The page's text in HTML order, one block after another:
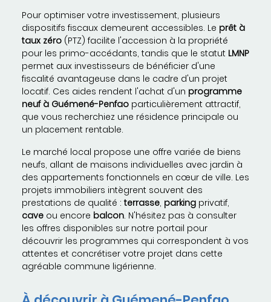
Pour optimiser votre investissement, plusieurs
dispositifs fiscaux demeurent accessibles. Le prêt à
taux zéro (PTZ) facilite l'accession à la propriété
pour les primo-accédants, tandis que le statut LMNP
permet aux investisseurs de bénéficier d'une
fiscalité avantageuse dans le cadre d'un projet
locatif. Ces aides rendent l'achat d'un programme
neuf à Guémené-Penfao particulièrement attractif,
que vous recherchiez une résidence principale ou
un placement rentable.
Le marché local propose une offre variée de biens
neufs, allant de maisons individuelles avec jardin à
des appartements fonctionnels en cœur de ville. Les
projets immobiliers intègrent souvent des
prestations de qualité :terrasse, parking privatif,
cave ou encore balcon. N'hésitez pas à consulter
les offres disponibles sur notre portail pour
découvrir les programmes qui correspondent à vos
attentes et concrétiser votre projet dans cette
agréable commune ligérienne.